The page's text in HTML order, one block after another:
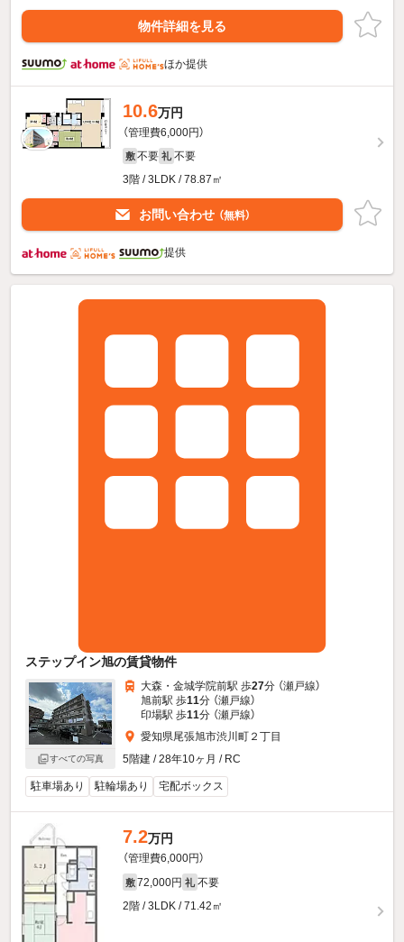
物件詳細を見る
ほか提供
10.6万円
（管理費6,000円）
敷 不要 礼 不要
3階 / 3LDK / 78.87㎡
お問い合わせ （無料）
提供
ステップイン旭の賃貸物件
すべての写真
大森・金城学院前駅 歩27分 （瀬戸線）
旭前駅 歩11分 （瀬戸線）
印場駅 歩11分 （瀬戸線）
愛知県尾張旭市渋川町２丁目
5階建 / 28年10ヶ月 / RC
駐車場あり 駐輪場あり 宅配ボックス
7.2万円
（管理費6,000円）
敷 72,000円 礼 不要
2階 / 3LDK / 71.42㎡